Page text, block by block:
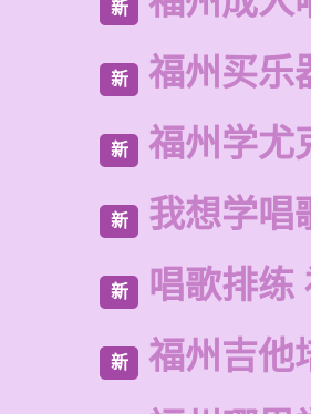
新
新 福州买乐
新 福州学尤
新 我想学唱
新 唱歌排练
新
福州吉他